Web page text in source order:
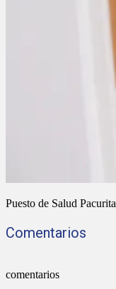
Puesto de Salud Pacurita
Comentarios
comentarios